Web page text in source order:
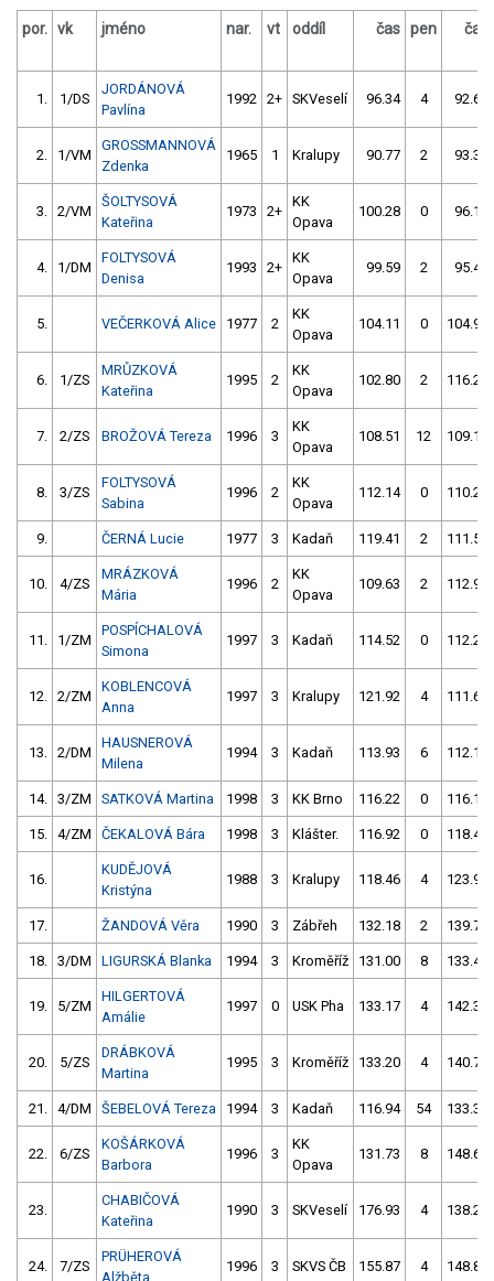
por. vk jméno nar. vt oddíl čas pen čas
1. 1/DS
JORDÁNOVÁ
Pavlína
1992 2+ SKVeselí 96.34 4 92.62
2. 1/VM
GROSSMANNOVÁ
Zdenka
1965 1 Kralupy 90.77 2 93.38
3. 2/VM
ŠOLTYSOVÁ
Kateřina
1973 2+
KK
Opava
100.28 0 96.19
4. 1/DM
FOLTYSOVÁ
Denisa
1993 2+
KK
Opava
99.59 2 95.46
5. VEČERKOVÁ Alice 1977 2
KK
Opava
104.11 0 104.93
6. 1/ZS
MRŮZKOVÁ
Kateřina
1995 2
KK
Opava
102.80 2 116.29
7. 2/ZS BROŽOVÁ Tereza 1996 3
KK
Opava
108.51 12 109.19
8. 3/ZS
FOLTYSOVÁ
Sabina
1996 2
KK
Opava
112.14 0 110.24
9. ČERNÁ Lucie 1977 3 Kadaň 119.41 2 111.51
10. 4/ZS
MRÁZKOVÁ
Mária
1996 2
KK
Opava
109.63 2 112.92
11. 1/ZM
POSPÍCHALOVÁ
Simona
1997 3 Kadaň 114.52 0 112.28
12. 2/ZM
KOBLENCOVÁ
Anna
1997 3 Kralupy 121.92 4 111.60
13. 2/DM
HAUSNEROVÁ
Milena
1994 3 Kadaň 113.93 6 112.19
14. 3/ZM SATKOVÁ Martina 1998 3 KK Brno 116.22 0 116.19
15. 4/ZM ČEKALOVÁ Bára 1998 3 Klášter. 116.92 0 118.40
16.
KUDĚJOVÁ
Kristýna
1988 3 Kralupy 118.46 4 123.97
17. ŽANDOVÁ Věra 1990 3 Zábřeh 132.18 2 139.76
18. 3/DM LIGURSKÁ Blanka 1994 3 Kroměříž 131.00 8 133.43
19. 5/ZM
HILGERTOVÁ
Amálie
1997 0 USK Pha 133.17 4 142.38
20. 5/ZS
DRÁBKOVÁ
Martina
1995 3 Kroměříž 133.20 4 140.70
21. 4/DM ŠEBELOVÁ Tereza 1994 3 Kadaň 116.94 54 133.35
22. 6/ZS
KOŠÁRKOVÁ
Barbora
1996 3
KK
Opava
131.73 8 148.62
23.
CHABIČOVÁ
Kateřina
1990 3 SKVeselí 176.93 4 138.21
24. 7/ZS
PRÜHEROVÁ
Alžběta
1996 3 SKVS ČB 155.87 4 148.89